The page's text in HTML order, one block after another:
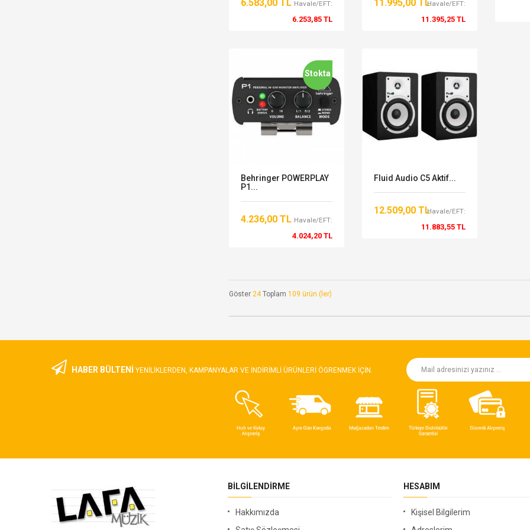
6.583,00 TL Havale/EFT:
6.253,85 TL
11.995,00 TLHavale/EFT:
11.395,25 TL
Stokta
Behringer POWERPLAY
P1...
4.236,00 TL Havale/EFT:
4.024,20 TL
Fluid Audio C5 Aktif...
12.509,00 TLHavale/EFT:
11.883,55 TL
Göster 24Toplam 109 ürün (ler)
HABER BÜLTENİ YENILIKLERDEN, KAMPANYALAR VE INDIRIMLI ÜRÜNLERI ÖGRENMEK IÇIN.
BILGILENDIRME
Hakkımızda
HESABIM
Kişisel Bilgilerim